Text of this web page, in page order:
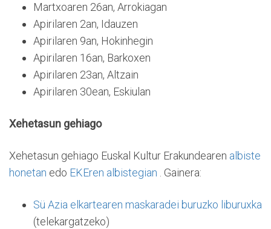
Martxoaren 26an, Arrokiagan
Apirilaren 2an, Idauzen
Apirilaren 9an, Hokinhegin
Apirilaren 16an, Barkoxen
Apirilaren 23an, Altzain
Apirilaren 30ean, Eskiulan
Xehetasun gehiago
Xehetasun gehiago Euskal Kultur Erakundearen albiste
honetan edo EKEren albistegian . Gainera:
Sü Azia elkartearen maskaradei buruzko liburuxka
(telekargatzeko)